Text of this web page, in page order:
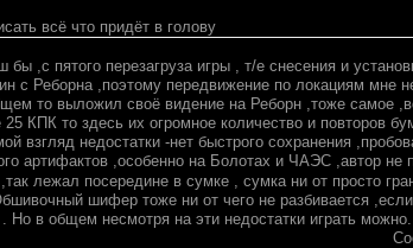
всё что придёт в голову
бы ,с пятого перезагруза игры , т/е снесения и
с Реборна ,поэтому передвижение по локациям мне
то выложил своё видение на Реборн ,тоже самое
25 КПК то здесь их огромное количество и повторов
взгляд недостатки -нет быстрого сохранения
артифактов ,особенно на Болотах и ЧАЭС ,автор не
лежал посередине в сумке , сумка ни от просто
шифер тоже ни от чего не разбивается
Но в общем несмотря на эти недостатки играть можно.